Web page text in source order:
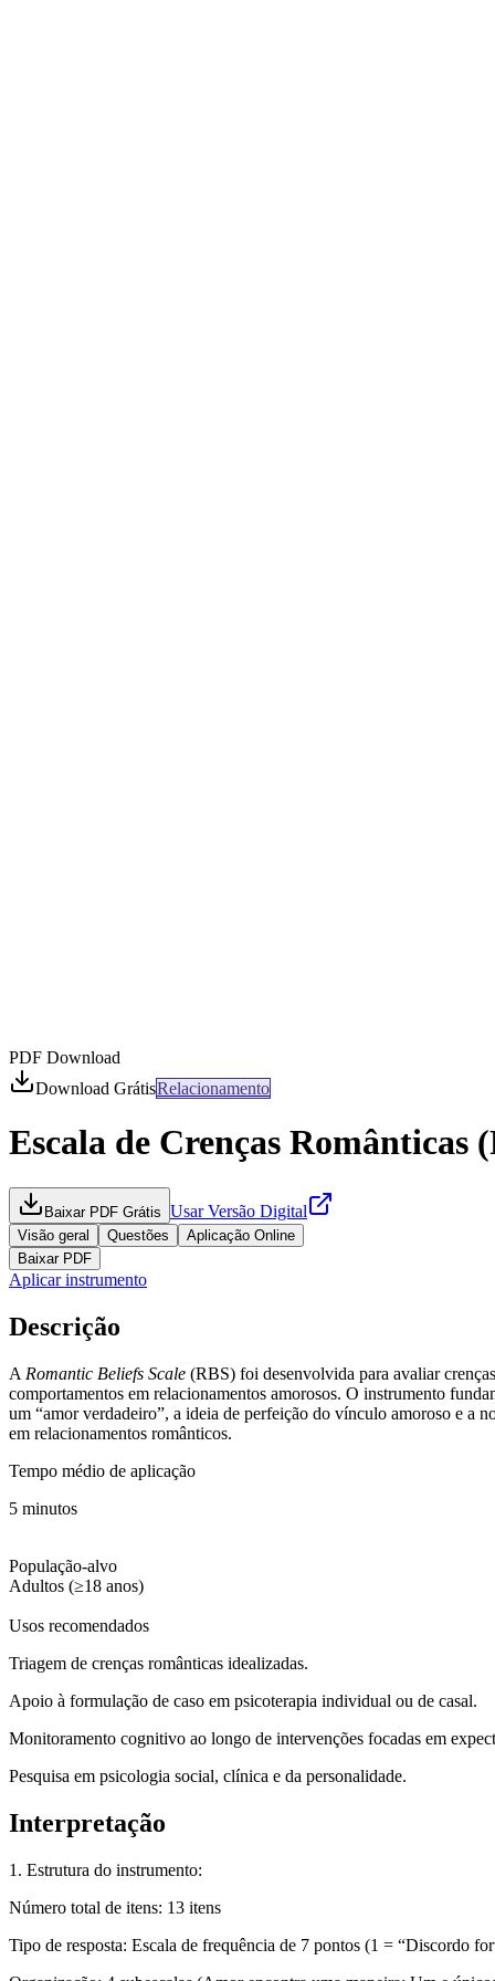
PDF Download
Download GrátisRelacionamento
Escala de Crenças Românticas
Baixar PDF Grátis Usar Versão Digital
Visão geral Questões
Aplicação Online
Baixar PDF
Aplicar instrumento
Descrição
A Romantic Beliefs Scale (RBS) foi desenvolvida para avaliar
comportamentos em relacionamentos amorosos. O instrumento
um “amor verdadeiro”, a ideia de perfeição do vínculo amoroso e a
em relacionamentos românticos.
Tempo médio de aplicação
5 minutos
População-alvo
Adultos (≥18 anos)
Usos recomendados
Triagem de crenças românticas idealizadas.
Apoio à formulação de caso em psicoterapia individual ou de casal.
Monitoramento cognitivo ao longo de intervenções focadas em
Pesquisa em psicologia social, clínica e da personalidade.
Interpretação
1. Estrutura do instrumento:
Número total de itens: 13 itens
Tipo de resposta: Escala de frequência de 7 pontos (1 = “Discordo